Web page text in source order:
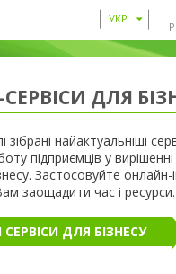
УКР
ДЛЯ
зібрані найактуальніші
підприємців у
Застосовуйте онлайн-
заощадити час і ресурси.
СЕРВІСИ ДЛЯ БІЗНЕСУ